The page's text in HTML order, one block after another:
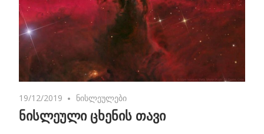
19/12/2019 No comments
ნისლეულები
ნისლეული ცხენის თავი